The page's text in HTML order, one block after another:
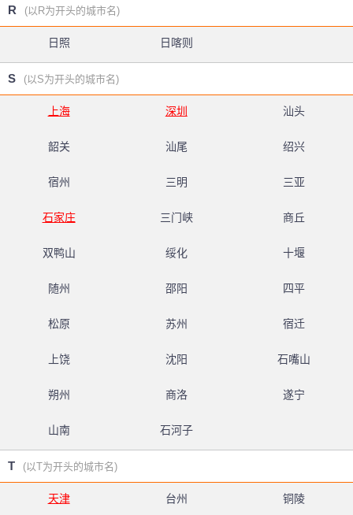
R (以R为开头的城市名)
日照 日喀则
S (以S为开头的城市名)
上海 深圳 汕头
韶关 汕尾 绍兴
宿州 三明 三亚
石家庄 三门峡 商丘
双鸭山 绥化 十堰
随州 邵阳 四平
松原 苏州 宿迁
上饶 沈阳 石嘴山
朔州 商洛 遂宁
山南 石河子
T (以T为开头的城市名)
天津 台州 铜陵